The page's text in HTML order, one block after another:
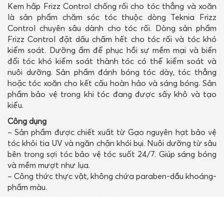
Kem hấp Frizz Control chống rối cho tóc thẳng và xoăn
là sản phẩm chăm sóc tóc thuộc dòng Teknia Frizz
Control chuyên sâu dành cho tóc rối. Dòng sản phẩm
Frizz Control đặt dấu chấm hết cho tóc rối và tóc khó
kiểm soát. Dưỡng ẩm để phục hồi sự mềm mại và biến
đổi tóc khó kiểm soát thành tóc có thể kiểm soát và
nuôi dưỡng. Sản phẩm đánh bóng tóc dày, tóc thẳng
hoặc tóc xoăn cho kết cấu hoàn hảo và sáng bóng. Sản
phẩm bảo vệ trong khi tóc đang được sấy khô và tạo
kiểu.
Công dụng
– Sản phẩm được chiết xuất từ Gạo nguyên hạt bảo vệ
tóc khỏi tia UV và ngăn chặn khói bụi. Nuôi dưỡng từ sâu
bên trong sợi tóc bảo vệ tóc suốt 24/7. Giúp sáng bóng
và mềm mượt như lụa.
– Công thức thực vật, không chứa paraben-dầu khoáng-
phẩm màu.